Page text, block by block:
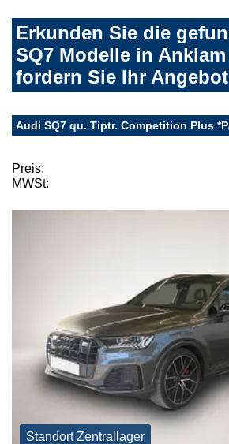
Erkunden Sie die
SQ7 Modelle in
fordern Sie Ihr
Audi SQ7 qu. Tiptr. Competition Plus
Preis:
MWSt:
Standort Zentrallager